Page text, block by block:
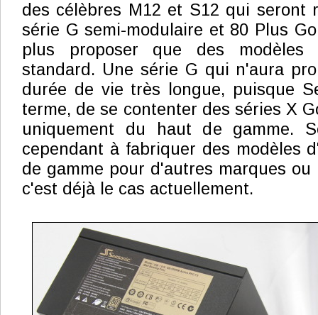
des célèbres M12 et S12 qui seront
série G semi-modulaire et 80 Plus
plus proposer que des
standard. Une série G qui n'aura
durée de vie très longue, puisque
terme, de se contenter des séries X
uniquement du haut de gamme.
cependant à fabriquer des modèles
de gamme pour d'autres marques ou
c'est déjà le cas actuellement.